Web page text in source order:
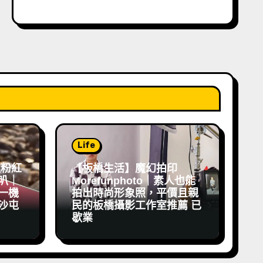
紅
｜
機
屯
Life
【板橋生活】魔幻拍印
Morefunphoto｜素人也能
拍出時尚形象照，平價且親
民的板橋攝影工作室推薦 已
歇業